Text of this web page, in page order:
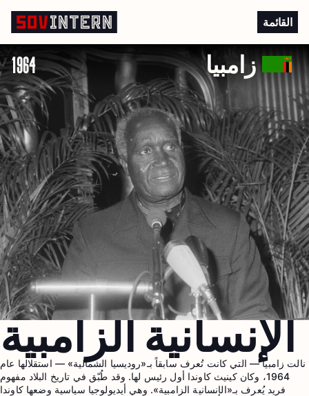
القائمة الإنسانية الزامبية
1964 زامبيا
الإنسانية الزامبية
نالت زامبيا — التي كانت تُعرف سابقاً بـ«روديسيا الشمالية» — استقلالها عام
1964، وكان كينيث كاوندا أول رئيس لها. وقد طُبّق في تاريخ البلاد مفهوم
فريد يُعرف بـ«الإنسانية الزامبية». وهي أيديولوجيا سياسية وضعها كاوندا